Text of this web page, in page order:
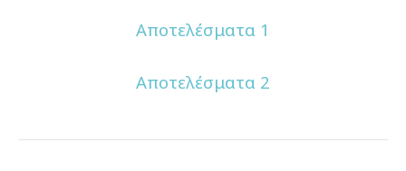
Αποτελέσματα 1
Αποτελέσματα 2